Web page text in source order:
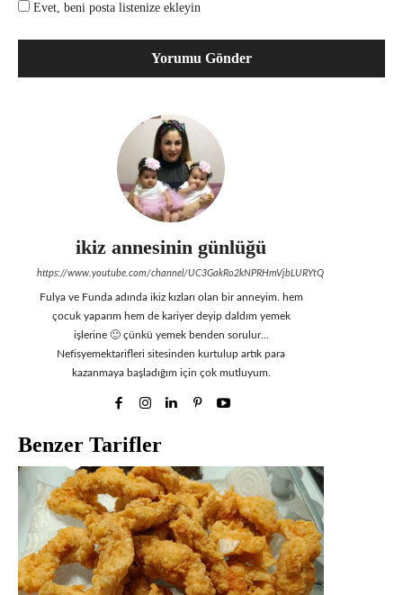
Evet, beni posta listenize ekleyin
ikiz annesinin günlüğü
https://www.youtube.com/channel/UC3GakRo2kNPRHmVjbLURYtQ
Fulya ve Funda adında ikiz kızları olan bir anneyim. hem
çocuk yaparım hem de kariyer deyip daldım yemek
işlerine 🙂 çünkü yemek benden sorulur...
Nefisyemektarifleri sitesinden kurtulup artık para
kazanmaya başladığım için çok mutluyum.
Benzer Tarifler